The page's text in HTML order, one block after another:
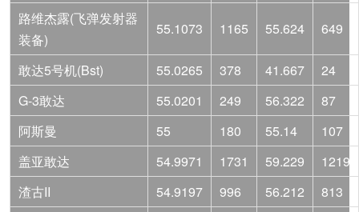
路维杰露(飞弹发射器
装备)
55.1073 1165 55.624 649
敢达5号机(Bst) 55.0265 378 41.667
24
G-3敢达
55.0201 249 56.322
87
阿斯曼
55 180 55.14
107
盖亚敢达
54.9971 1731 59.229
1219
渣古II
54.9197 996 56.212
813